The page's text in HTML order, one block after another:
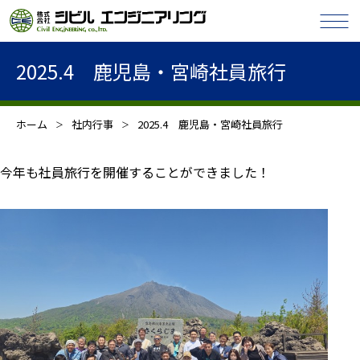
2025.4 鹿児島・宮崎社員旅行
ホーム 社内行事 2025.4 鹿児島・宮崎社員旅行
今年も社員旅行を開催することができました！